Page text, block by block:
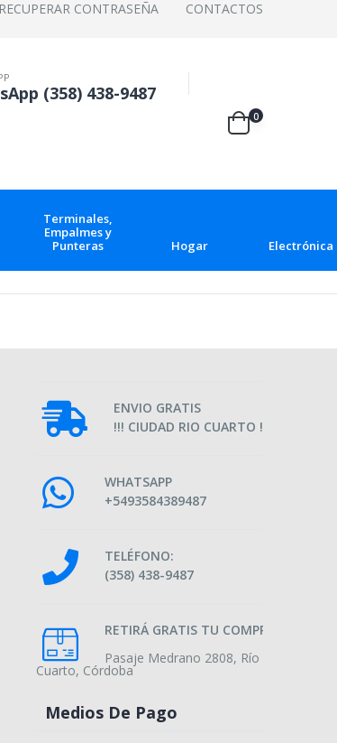
RECUPERAR CONTRASEÑA CONTACTOS
(358) 438-9487
0
Terminales,
Empalmes y
Punteras
Hogar Electrónica
ENVIO GRATIS
!!! CIUDAD RIO CUARTO !!!
WHATSAPP
+5493584389487
TELÉFONO:
(358) 438-9487
RETIRÁ GRATIS TU COMPRA
Pasaje Medrano 2808, Río
Cuarto, Córdoba
Medios De Pago